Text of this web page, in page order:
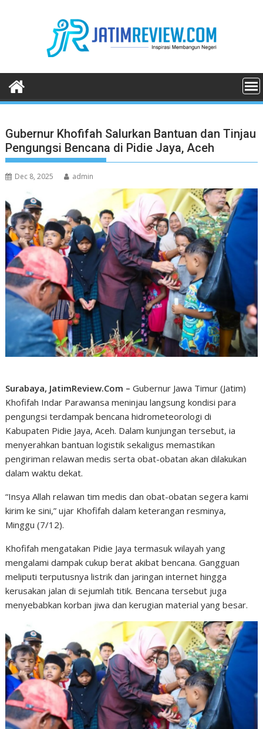
Gubernur Khofifah Salurkan Bantuan dan Tinjau
Pengungsi Bencana di Pidie Jaya, Aceh
Dec 8, 2025 admin
Surabaya, JatimReview.Com – Gubernur Jawa Timur (Jatim)
Khofifah Indar Parawansa meninjau langsung kondisi para
pengungsi terdampak bencana hidrometeorologi di
Kabupaten Pidie Jaya, Aceh. Dalam kunjungan tersebut, ia
menyerahkan bantuan logistik sekaligus memastikan
pengiriman relawan medis serta obat-obatan akan dilakukan
dalam waktu dekat.
“Insya Allah relawan tim medis dan obat-obatan segera kami
kirim ke sini,” ujar Khofifah dalam keterangan resminya,
Minggu (7/12).
Khofifah mengatakan Pidie Jaya termasuk wilayah yang
mengalami dampak cukup berat akibat bencana. Gangguan
meliputi terputusnya listrik dan jaringan internet hingga
kerusakan jalan di sejumlah titik. Bencana tersebut juga
menyebabkan korban jiwa dan kerugian material yang besar.